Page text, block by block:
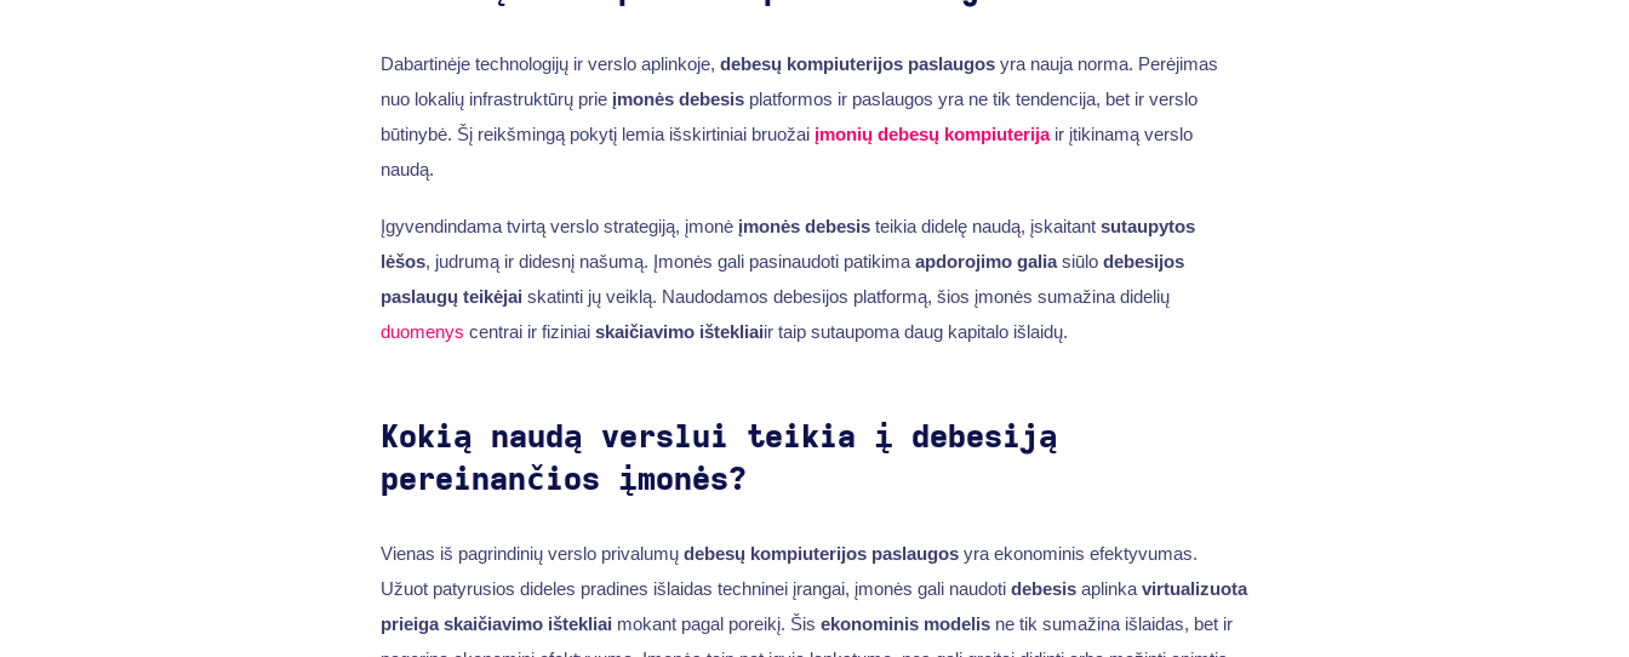
Dabartinėje technologijų ir verslo aplinkoje, debesų kompiuterijos paslaugosyra nauja norma. Perėjimas
nuo lokalių infrastruktūrų prie įmonės debesisplatformos ir paslaugos yra ne tik tendencija, bet ir verslo
būtinybė. Šį reikšmingą pokytį lemia išskirtiniai bruožai įmonių debesų kompiuterijair įtikinamą verslo
naudą.
Įgyvendindama tvirtą verslo strategiją, įmonė įmonės debesisteikia didelę naudą, įskaitant sutaupytos
lėšos, judrumą ir didesnį našumą. Įmonės gali pasinaudoti patikima apdorojimo galiasiūlo debesijos
paslaugų teikėjai skatinti jų veiklą. Naudodamos debesijos platformą, šios įmonės sumažina didelių
duomenys centrai ir fiziniai skaičiavimo ištekliaiir taip sutaupoma daug kapitalo išlaidų.
Kokią naudą verslui teikia į debesiją
pereinančios įmonės?
Vienas iš pagrindinių verslo privalumų debesų kompiuterijos paslaugosyra ekonominis efektyvumas.
Užuot patyrusios dideles pradines išlaidas techninei įrangai, įmonės gali naudoti debesisaplinka virtualizuota
prieiga skaičiavimo ištekliai mokant pagal poreikį. Šis ekonominis modelisne tik sumažina išlaidas, bet ir